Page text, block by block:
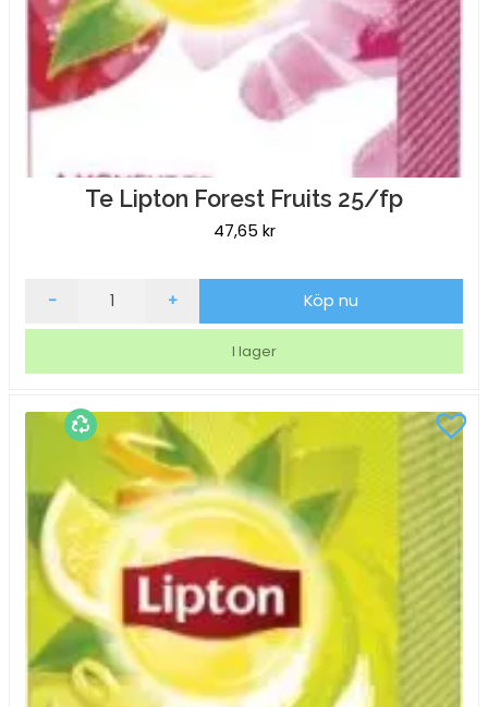
Te Lipton Forest Fruits 25/fp
47,65 kr
Te
mängd
- + Köp nu
I lager